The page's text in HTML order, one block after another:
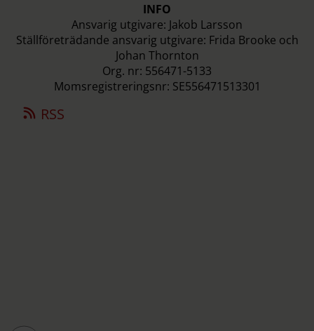
INFO
Ansvarig utgivare: Jakob Larsson
Ställföreträdande ansvarig utgivare: Frida Brooke och
Johan Thornton
Org. nr: 556471-5133
Momsregistreringsnr: SE556471513301
RSS